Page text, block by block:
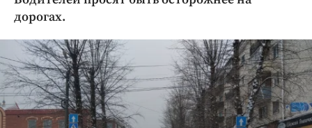
Криминал
Недвижимость и ЖКХ
Образование
Общество
Погода
дорогах.